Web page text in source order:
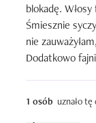
blokadę.
Śmiesznie
nie
Dodatkowo
1 osób uznało